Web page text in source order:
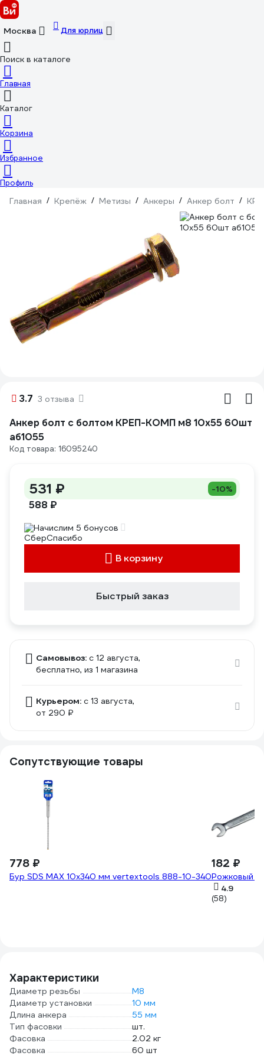
Москва Для юрлиц
Поиск в каталоге
Главная
Каталог
Корзина
Избранное
Профиль
Главная / Крепёж / Метизы / Анкеры / Анкер болт /
3.7 3 отзыва
Анкер болт с болтом КРЕП-КОМП м8 10х55 60шт
аб1055
Код товара: 16095240
531 ₽ -10%
588 ₽
Начислим 5 бонусов
В корзину
Быстрый заказ
Самовывоз: c 12 августа,
бесплатно, из 1 магазина
Курьером: c 13 августа,
от 290 ₽
Сопутствующие товары
778 ₽
Бур SDS MAX 10x340 мм vertextools 888-10-340
182 ₽
Рожковый
4.9
(58)
Характеристики
Диаметр резьбы
М8
Диаметр установки
10 мм
Длина анкера
55 мм
Тип фасовки
шт.
Фасовка
2.02 кг
Фасовка
60 шт